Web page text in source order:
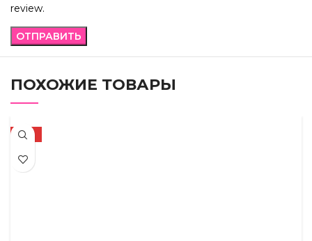
review.
ПОХОЖИЕ ТОВАРЫ
-21%